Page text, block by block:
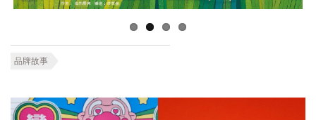
品牌故事